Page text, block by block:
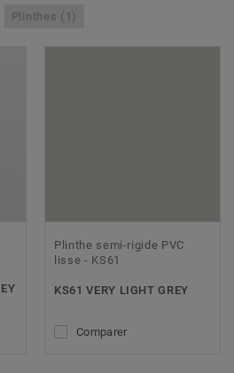
Plinthes (1)
Plinthe semi-rigide PVC
lisse - KS61
KS61 VERY LIGHT GREY
Comparer